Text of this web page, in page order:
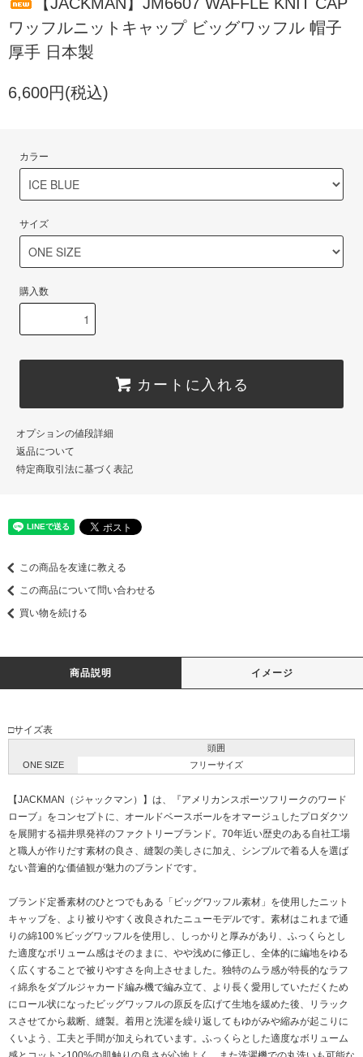
ワッフルニットキャップ ビッグワッフル 帽子
厚手 日本製
6,600円(税込)
カラー
サイズ
購入数
カートに入れる
オプションの値段詳細
返品について
特定商取引法に基づく表記
この商品を友達に教える
この商品について問い合わせる
買い物を続ける
商品説明 イメージ
□サイズ表
頭囲
ONE SIZE
フリーサイズ
【JACKMAN（ジャックマン）】は、『アメリカンスポーツフリークのワード
ローブ』をコンセプトに、オールドベースボールをオマージュしたプロダクツ
を展開する福井県発祥のファクトリーブランド。70年近い歴史のある自社工場
と職人が作りだす素材の良さ、縫製の美しさに加え、シンプルで着る人を選ば
ない普遍的な価値観が魅力のブランドです。
ブランド定番素材のひとつでもある「ビッグワッフル素材」を使用したニット
キャップを、より被りやすく改良されたニューモデルです。素材はこれまで通
りの綿100％ビッグワッフルを使用し、しっかりと厚みがあり、ふっくらとし
た適度なボリューム感はそのままに、やや浅めに修正し、全体的に編地をゆる
く広くすることで被りやすさを向上させました。独特のムラ感が特長的なラフ
ィ綿糸をダブルジャカード編み機で編み立て、より長く愛用していただくため
にロール状になったビッグワッフルの原反を広げて生地を緩めた後、リラック
スさせてから裁断、縫製。着用と洗濯を繰り返してもゆがみや縮みが起こりに
くいよう、工夫と手間が加えられています。ふっくらとした適度なボリューム